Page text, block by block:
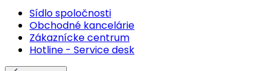
Sídlo spoločnosti
Obchodné kancelárie
Zákaznícke centrum
Hotline - Service desk